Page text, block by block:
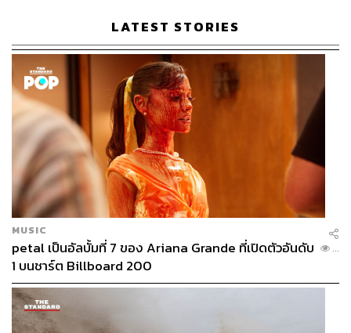
ทดแทนจากขยะและชีวมวล ที่นำไปสู่การผลิตไฟฟ้า พร้อมชิง
ทุนสนับสนุนการผลิตและเงินรางวัลกว่า 800,000 บาท เพื่อให้
สอดคล้องกับแนวคิด ‘Clean Energy for Life ใช้พลังงาน
สะอาด เพื่อคุณภาพชีวิตที่ดีขึ้นของทุกคน’ โดยโครงการ
‘เด็กตื่นไฟ ปี 2’ ได้รับการสนับสนุนงบประมาณจาก
กองทุน
พัฒนาไฟฟ้า สำนักงานคณะกรรมการกำกับกิจการพลังงาน
LATEST STORIES
MUSIC
petal เป็นอัลบั้มที่ 7 ของ Ariana Grande ที่เปิดตัวอันดับ
1 บนชาร์ต Billboard 200
...